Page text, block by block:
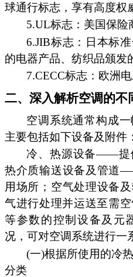
球通行标志，享有高度权
5.UL标志：美国保险
6.JIB标志：日本标
的电器产品、纺织品颁发
7.CECC标志：欧洲电
二、深入解析空调的不
空调系统通常构成
主要包括如下设备及附件：
冷、热源设备——提
热介质输送设备及管道
用场所；空气处理设备
气进行处理并运送至需
等参数的控制设备及元
况，可对空调系统进行一
(一)根据所使用的冷
分类